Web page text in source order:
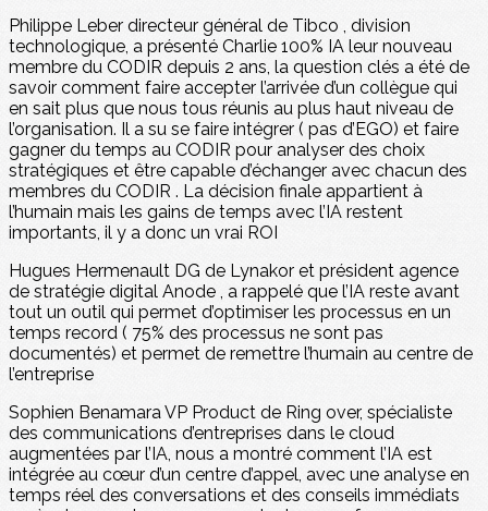
Philippe Leber directeur général de Tibco , division
technologique, a présenté Charlie 100% IA leur nouveau
membre du CODIR depuis 2 ans, la question clés a été de
savoir comment faire accepter l’arrivée d’un collègue qui
en sait plus que nous tous réunis au plus haut niveau de
l’organisation. Il a su se faire intégrer ( pas d’EGO) et faire
gagner du temps au CODIR pour analyser des choix
stratégiques et être capable d’échanger avec chacun des
membres du CODIR . La décision finale appartient à
l’humain mais les gains de temps avec l’IA restent
importants, il y a donc un vrai ROI
Hugues Hermenault DG de Lynakor et président agence
de stratégie digital Anode , a rappelé que l’IA reste avant
tout un outil qui permet d’optimiser les processus en un
temps record ( 75% des processus ne sont pas
documentés) et permet de remettre l’humain au centre de
l’entreprise
Sophien Benamara VP Product de Ring over, spécialiste
des communications d’entreprises dans le cloud
augmentées par l’IA, nous a montré comment l’IA est
intégrée au cœur d’un centre d’appel, avec une analyse en
temps réel des conversations et des conseils immédiats